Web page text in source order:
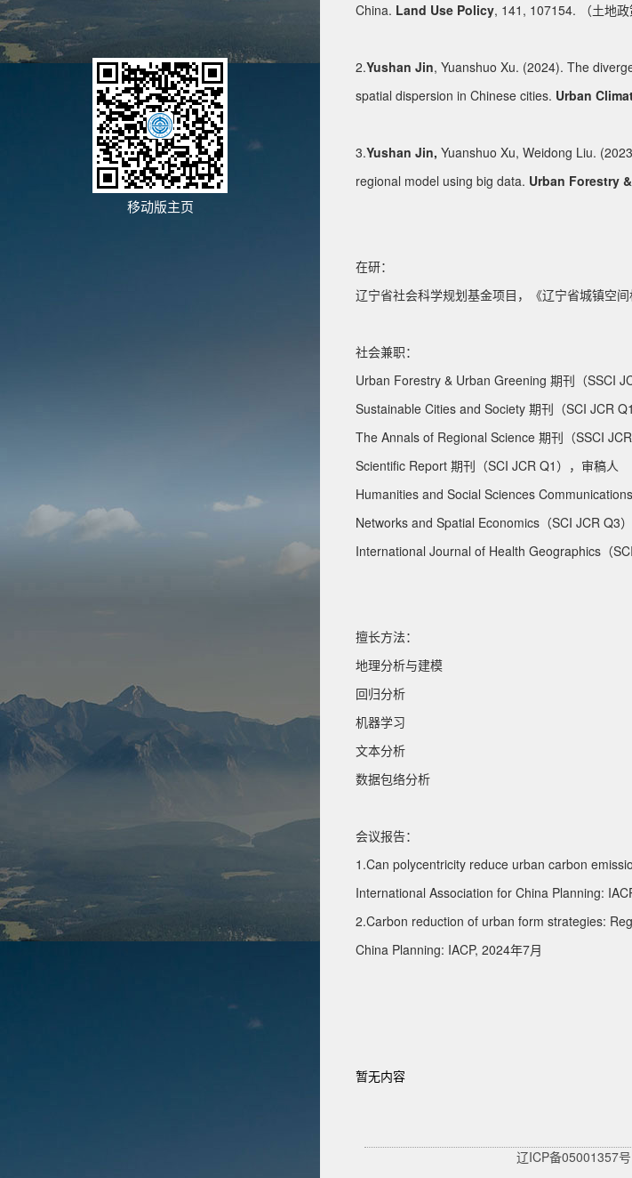
移动版主页
China. Land Use Policy, 141, 107154. （土地政
2.Yushan Jin, Yuanshuo Xu. (2024). The
spatial dispersion in Chinese cities. Urban
3.Yushan Jin, Yuanshuo Xu, Weidong Liu.
regional model using big data. Urban Forestry
在研：
辽宁省社会科学规划基金项目，《辽宁省城镇空
社会兼职：
Urban Forestry & Urban Greening 期刊（SSCI
Sustainable Cities and Society 期刊（SCI JCR
The Annals of Regional Science 期刊（SSCI
Scientific Report 期刊（SCI JCR Q1），审稿人
Humanities and Social Sciences
Networks and Spatial Economics（SCI JCR Q3
International Journal of Health Geographics（
擅长方法：
地理分析与建模
回归分析
机器学习
文本分析
数据包络分析
会议报告：
1.Can polycentricity reduce urban carbon
International Association for China Planning:
2.Carbon reduction of urban form strategies:
China Planning: IACP, 2024年7月
暂无内容
辽ICP备05001357